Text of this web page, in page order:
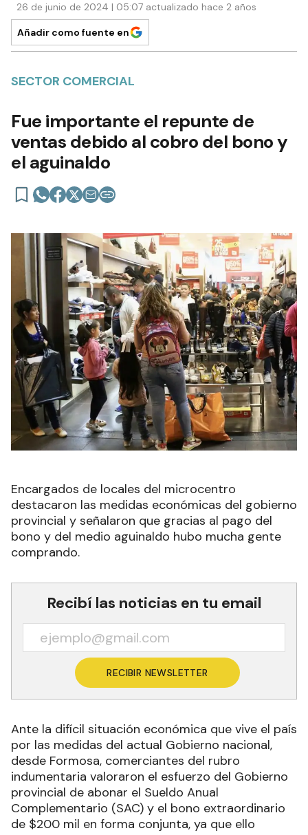
26 de junio de 2024 | 05:07 actualizado hace 2 años
Añadir como fuente en
SECTOR COMERCIAL
Fue importante el repunte de
ventas debido al cobro del bono y
el aguinaldo
Encargados de locales del microcentro
destacaron las medidas económicas del gobierno
provincial y señalaron que gracias al pago del
bono y del medio aguinaldo hubo mucha gente
comprando.
Recibí las noticias en tu email
RECIBIR NEWSLETTER
Ante la difícil situación económica que vive el país
por las medidas del actual Gobierno nacional,
desde Formosa, comerciantes del rubro
indumentaria valoraron el esfuerzo del Gobierno
provincial de abonar el Sueldo Anual
Complementario (SAC) y el bono extraordinario
de $200 mil en forma conjunta, ya que ello